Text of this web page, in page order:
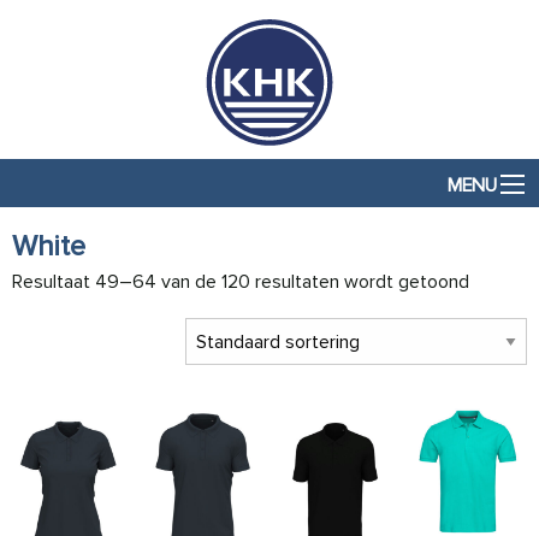
MENU
White
Resultaat 49–64 van de 120 resultaten wordt getoond